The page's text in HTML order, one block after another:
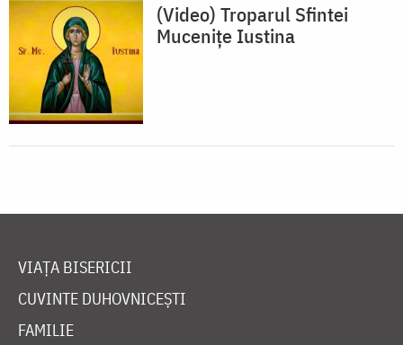
(Video) Troparul Sfintei
Mucenițe Iustina
VIAȚA BISERICII
CUVINTE DUHOVNICEȘTI
FAMILIE